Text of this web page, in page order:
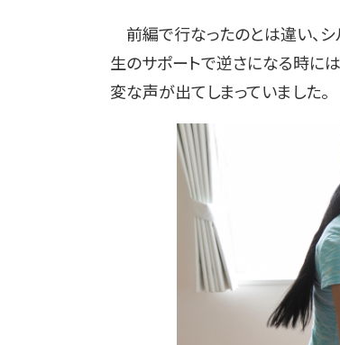
前編で行なったのとは違い、
生のサポートで逆さになる時に
変な声が出てしまっていました。